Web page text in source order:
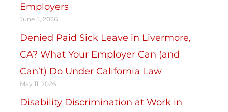
Employers
June 5, 2026
Denied Paid Sick Leave in Livermore,
CA? What Your Employer Can (and
Can’t) Do Under California Law
May 11, 2026
Disability Discrimination at Work in